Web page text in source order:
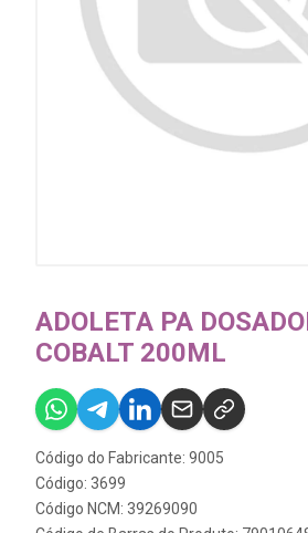
ADOLETA PA
COBALT 200ML
Código do Fabricante: 9005
Código: 3699
Código NCM: 39269090